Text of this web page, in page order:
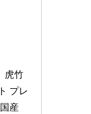
虎竹
プレ
産